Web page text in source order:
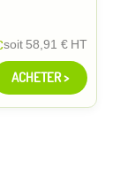
soit 58,91 € HT
ACHETER >